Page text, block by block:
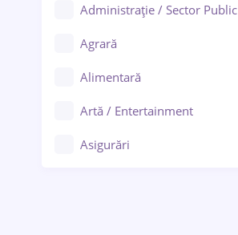
Administrație / Sector Public
Agrară
Alimentară
Artă / Entertainment
Asigurări